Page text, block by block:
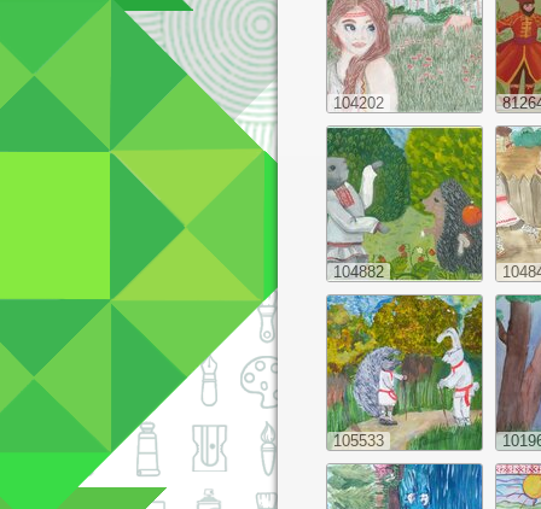
104202
104882
105533